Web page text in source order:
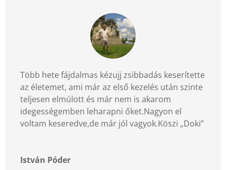
Több hete fájdalmas kézujj zsibbadás keserítette
az életemet, ami már az első kezelés után szinte
teljesen elmúlott és már nem is akarom
idegességemben leharapni őket.Nagyon el
voltam keseredve,de már jól vagyok.Köszi „Doki”
István Póder